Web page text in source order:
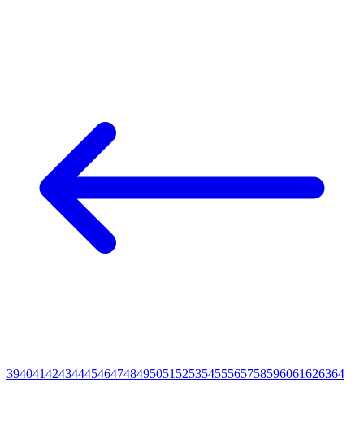
39404142434445464748495051 52535455565758596061626364